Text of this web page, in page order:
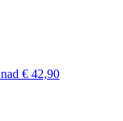
nad € 42,90